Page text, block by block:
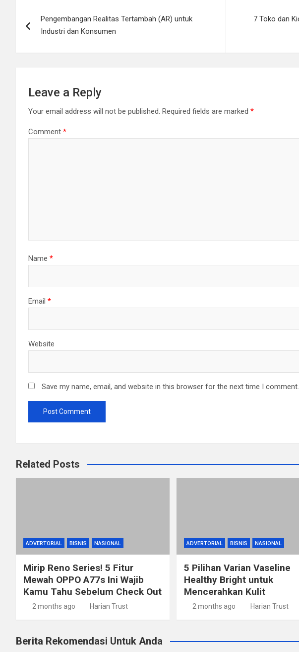
navigation
Pengembangan Realitas Tertambah (AR) untuk
Industri dan Konsumen
7 Toko dan
Leave a Reply
Your email address will not be published. Required fields are marked *
Comment *
Name *
Email *
Website
Save my name, email, and website in this browser for the next time I comment.
Related Posts
ADVERTORIAL BISNIS NASIONAL
Mirip Reno Series! 5 Fitur
Mewah OPPO A77s Ini Wajib
Kamu Tahu Sebelum Check Out
2 months ago Harian Trust
ADVERTORIAL BISNIS NASIONAL
5 Pilihan Varian Vaseline
Healthy Bright untuk
Mencerahkan Kulit
2 months ago Harian Trust
Berita Rekomendasi Untuk Anda